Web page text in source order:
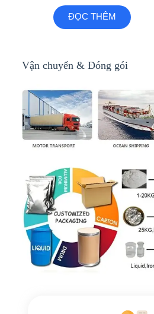
ĐỌC THÊM
Vận chuyển & Đóng gói